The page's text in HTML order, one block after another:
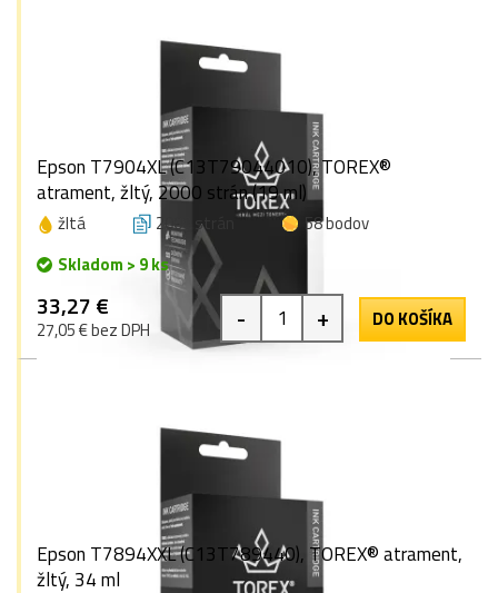
Epson T7904XL (C13T79044010), TOREX®
atrament, žltý, 2000 strán (19 ml)
žltá 2000 strán
58 bodov
Skladom > 9 ks
33,27 €
27,05 € bez DPH - + DO KOŠÍKA
Epson T7894XXL (C13T789440), TOREX® atrament,
žltý, 34 ml